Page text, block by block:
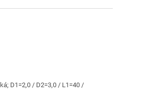
D1=2,0 / D2=3,0 / L1=40 /